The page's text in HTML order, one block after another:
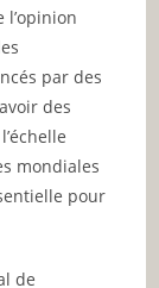
par des
des
mondiales
pour
de